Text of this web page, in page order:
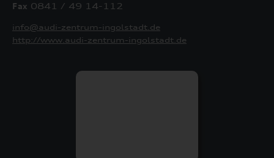
Fax 0841 / 49 14-112
info@audi-zentrum-ingolstadt.de
http://www.audi-zentrum-ingolstadt.de